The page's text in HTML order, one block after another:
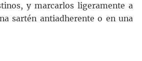
y marcarlos ligeramente a
sartén antiadherente o en una